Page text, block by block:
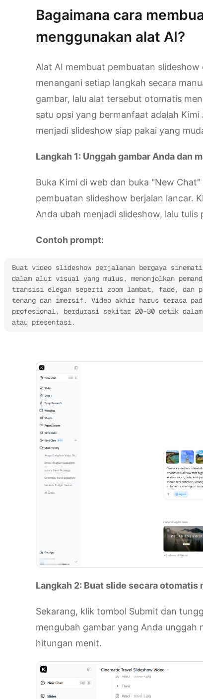
Bagaimana cara
menggunakan alat AI?
Alat AI membuat pembuatan
menangani setiap langkah secara
gambar, lalu alat tersebut otomatis
satu opsi yang bermanfaat adalah
menjadi slideshow siap pakai yang
Langkah 1: Unggah gambar Anda dan
Buka Kimi di web dan buka "New
pembuatan slideshow berjalan lancar.
Anda ubah menjadi slideshow, lalu
Contoh prompt:
Buat video slideshow perjalanan bergaya
dalam alur visual yang mulus, menonjolkan
transisi elegan seperti zoom lambat, fade, dan
tenang dan imersif. Video akhir harus terasa
profesional, berdurasi sekitar 20–30 detik
atau presentasi.
Langkah 2: Buat slide secara otomatis
Sekarang, klik tombol Submit dan
mengubah gambar yang Anda unggah
hitungan menit.